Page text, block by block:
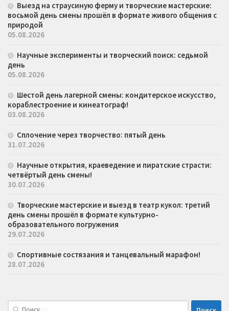
Выезд на страусиную ферму и творческие мастерские:
восьмой день смены прошёл в формате живого общения с
природой
05.08.2026
Научные эксперименты и творческий поиск: седьмой
день
05.08.2026
Шестой день лагерной смены: кондитерское искусство,
кораблестроение и кинеатограф!
03.08.2026
Сплочение через творчество: пятый день
31.07.2026
Научные открытия, краеведение и пиратские страсти:
четвёртый день смены!
30.07.2026
Творческие мастерские и выезд в театр кукол: третий
день смены прошёл в формате культурно-
образовательного погружения
29.07.2026
Спортивные состязания и танцевальный марафон!
28.07.2026
Найти: